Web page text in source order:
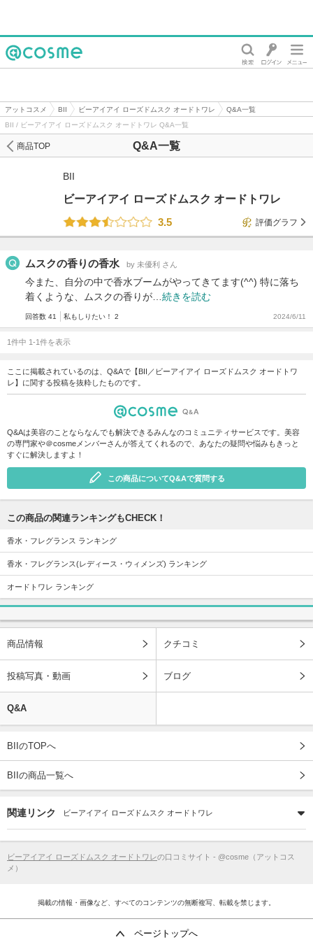
アットコスメ BII ビーアイアイ ローズドムスク オードトワレ
Q&A一覧
BII / ビーアイアイ ローズドムスク オードトワレ Q&A一覧
Q&A一覧
商品TOP
BII
ビーアイアイ ローズドムスク オードトワレ
3.5
評価グラフ
ムスクの香りの香水 by 未優利 さん
今また、自分の中で香水ブームがやってきてます(^^) 特に落ち
着くような、ムスクの香りが… 続きを読む
回答数 41 私もしりたい！ 2 2024/6/11
1件中 1-1件を表示
ここに掲載されているのは、Q&Aで【BII／ビーアイアイ ローズドムスク オードトワ
レ】に関する投稿を抜粋したものです。
Q&Aは美容のことならなんでも解決できるみんなのコミュニティサービスです。美容
の専門家や＠cosmeメンバーさんが答えてくれるので、あなたの疑問や悩みもきっと
すぐに解決しますよ！
この商品についてQ&Aで質問する
この商品の関連ランキングもCHECK！
香水・フレグランス ランキング
香水・フレグランス(レディース・ウィメンズ) ランキング
オードトワレ ランキング
商品情報 クチコミ
投稿写真・動画 ブログ
Q&A
BIIのTOPへ
BIIの商品一覧へ
関連リンク ビーアイアイ ローズドムスク オードトワレ
ビーアイアイ ローズドムスク オードトワレの口コミサイト - @cosme（アットコス
メ）
掲載の情報・画像など、すべてのコンテンツの無断複写、転載を禁じます。
ページトップへ